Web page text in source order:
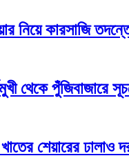
নিয়ে কারসাজি
থেকে পুঁজিবাজারে
খাতের শেয়ারের